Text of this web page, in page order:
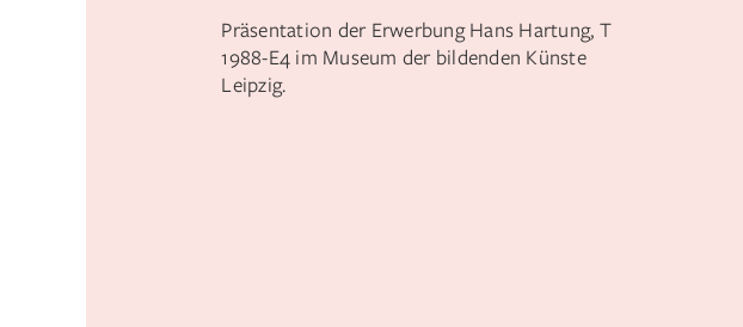
Präsentation der Erwerbung Hans Hartung, T
1988-E4 im Museum der bildenden Künste
Leipzig.